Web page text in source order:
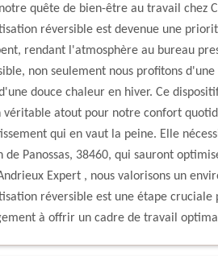
quête de bien-être au travail chez
réversible est devenue une
rendant l'atmosphère au bureau
non seulement nous profitons
douce chaleur en hiver. Ce
véritable atout pour notre confort
qui en vaut la peine. Elle
de Panossas, 38460, qui sauront
Expert , nous valorisons un
réversible est une étape
à offrir un cadre de travail